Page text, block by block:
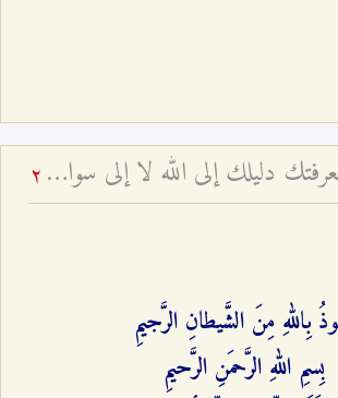
كيف تكون معرفتك دليلك إلى الله لا إلى سواه؟ - ولاية إمام الزمان عليه السلام المطلقة 2
بِاللهِ مِنَ الشَّیطانِ الرَّجیمِ
بِسمِ اللهِ الرَّحمَنِ الرَّحیمِ